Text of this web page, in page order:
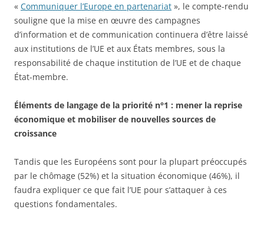
« Communiquer l’Europe en partenariat », le compte-rendu
souligne que la mise en œuvre des campagnes
d’information et de communication continuera d’être laissé
aux institutions de l’UE et aux États membres, sous la
responsabilité de chaque institution de l’UE et de chaque
État-membre.
Éléments de langage de la priorité n°1 : mener la reprise
économique et mobiliser de nouvelles sources de
croissance
Tandis que les Européens sont pour la plupart préoccupés
par le chômage (52%) et la situation économique (46%), il
faudra expliquer ce que fait l’UE pour s’attaquer à ces
questions fondamentales.